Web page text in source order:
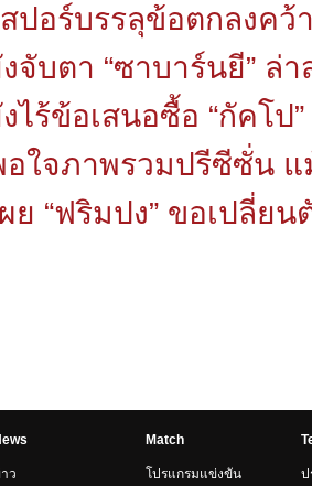
ปอร์บรรลุข้อตกลงคว้
จับตา “ซาบาร์นยี” ล่
ไร้ข้อเสนอซื้อ “กัคโ
อใจภาพรวมปรีซีซั่น แ
ย “ฟริมปง” ขอเปลี่ย
ว
Match
โปรแกรมแข่งขัน
ป